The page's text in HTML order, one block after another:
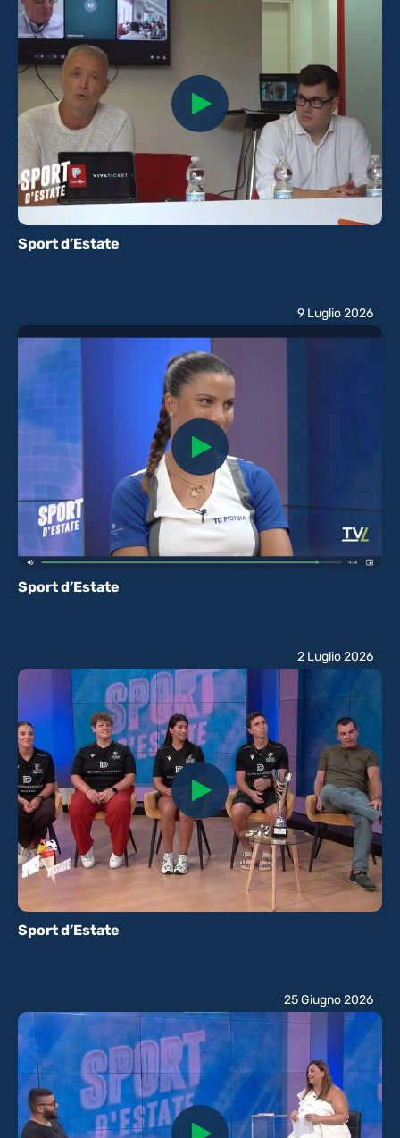
Sport d’Estate
Sport d’Estate
9 Luglio 2026
Sport d’Estate
2 Luglio 2026
25 Giugno 2026